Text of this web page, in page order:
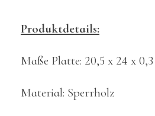
Produktdetails:
Maße Platte: 20,5 x 24 x
Material: Sperrholz